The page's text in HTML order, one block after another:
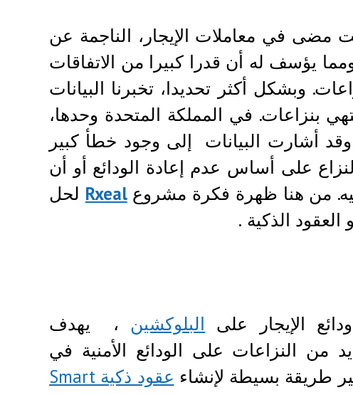
مضى في معاملات الإيجار، الناجمة عن
يؤسف له أن قدرا كبيرا من الاتفاقات
وبشكل أكثر تحديدا، تخبرنا البيانات
تنتهي بنزاعات. في المملكة المتحدة وحدها،
هذا. وقد أشارت البيانات إلى وجود خطأ كبير
على أساس عدم إعادة الودائع أو أن
من هنا ظهرة فكرة مشروعRxeal لحل
الذكية .
الإيجار على البلوكشين ، يهدف
من النزاعات على الودائع الأمنية في
طريقة بسيطة لإنشاء
عقود ذكية Smart